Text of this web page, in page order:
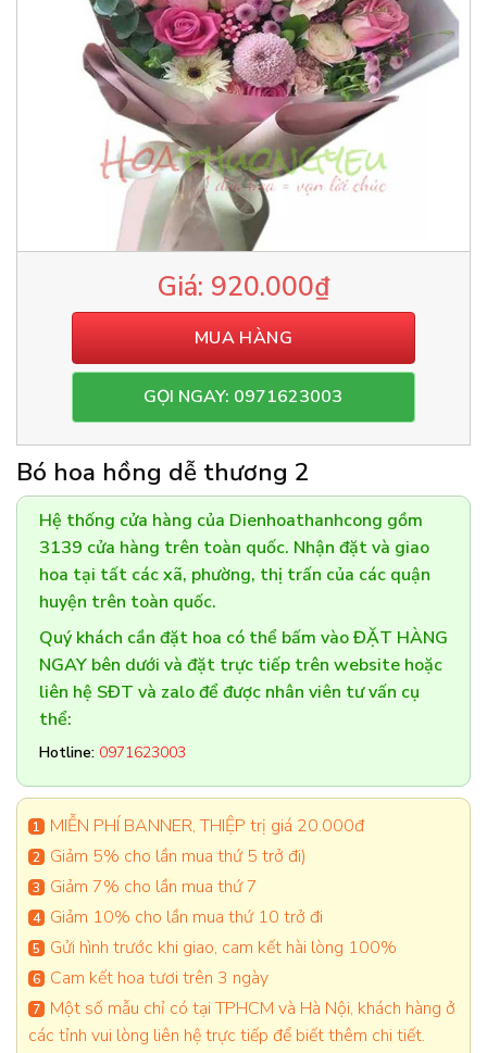
920.000₫
MUA HÀNG
GỌI NGAY: 0971623003
Bó hoa hồng dễ thương 2
Hệ thống cửa hàng của Dienhoathanhcong gồm
3139 cửa hàng trên toàn quốc. Nhận đặt và giao
hoa tại tất các xã, phường, thị trấn của các quận
huyện trên toàn quốc.
Quý khách cần đặt hoa có thể bấm vào ĐẶT HÀNG
NGAY bên dưới và đặt trực tiếp trên website hoặc
liên hệ SĐT và zalo để được nhân viên tư vấn cụ
thể:
Hotline: 0971623003
MIỄN PHÍ BANNER, THIỆP trị giá 20.000đ
Giảm 5% cho lần mua thứ 5 trở đi)
Giảm 7% cho lần mua thứ 7
Giảm 10% cho lần mua thứ 10 trở đi
Gửi hình trước khi giao, cam kết hài lòng 100%
Cam kết hoa tươi trên 3 ngày
Một số mẫu chỉ có tại TPHCM và Hà Nội, khách hàng ở
các tỉnh vui lòng liên hệ trực tiếp để biết thêm chi tiết.